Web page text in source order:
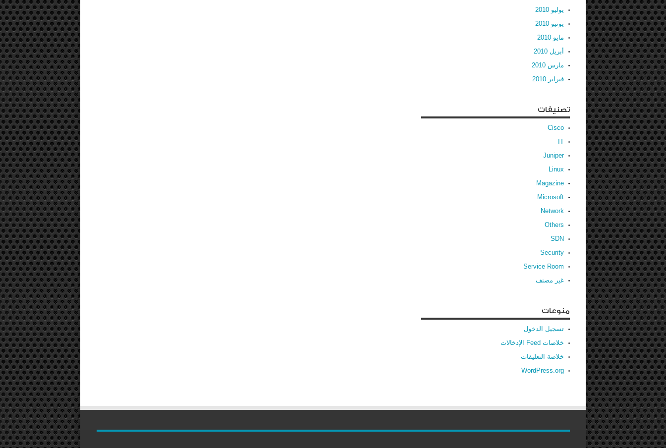
يوليو 2010
يونيو 2010
مايو 2010
أبريل 2010
مارس 2010
فبراير 2010
تصنيفات
Cisco
IT
Juniper
Linux
Magazine
Microsoft
Network
Others
SDN
Security
Service Room
غير مصنف
منوعات
تسجيل الدخول
خلاصات Feed الإدخالات
خلاصة التعليقات
WordPress.org